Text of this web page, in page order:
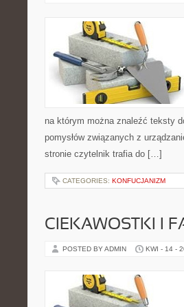
na którym można znaleźć teksty
pomysłów związanych z
stronie czytelnik trafia do […]
CATEGORIES: KONFUCJANIZM
CIEKAWOSTKI I
POSTED BY ADMIN KWI - 14 -